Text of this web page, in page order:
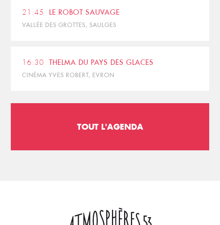
21:45 LE ROBOT SAUVAGE
VALLÉE DES GROTTES, SAULGES
16:30 THELMA DU PAYS DES GLACES
CINÉMA YVES ROBERT, EVRON
TOUT L'AGENDA